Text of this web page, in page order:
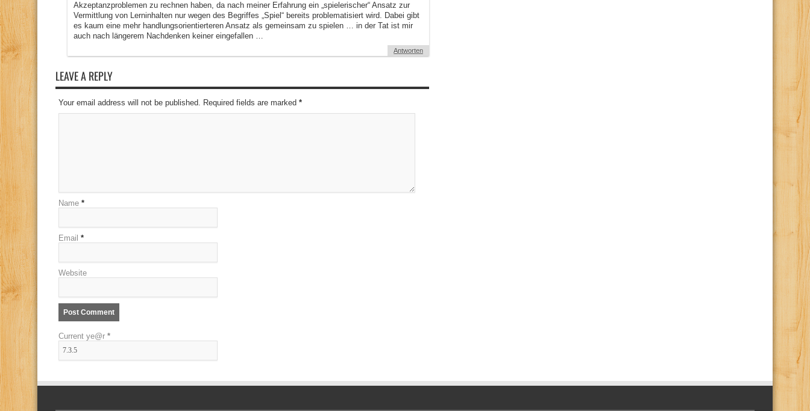
Akzeptanzproblemen zu rechnen haben, da nach meiner Erfahrung ein „spielerischer“ Ansatz zur
Vermittlung von Lerninhalten nur wegen des Begriffes „Spiel“ bereits problematisiert wird. Dabei gibt
es kaum eine mehr handlungsorientierteren Ansatz als gemeinsam zu spielen … in der Tat ist mir
auch nach längerem Nachdenken keiner eingefallen …
Antworten
LEAVE A REPLY
Your email address will not be published. Required fields are marked *
Name *
Email *
Website
Current ye@r *